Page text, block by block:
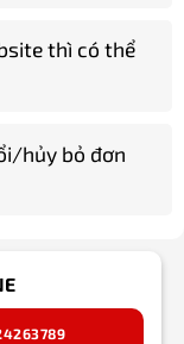
thì có thể
hủy bỏ đơn